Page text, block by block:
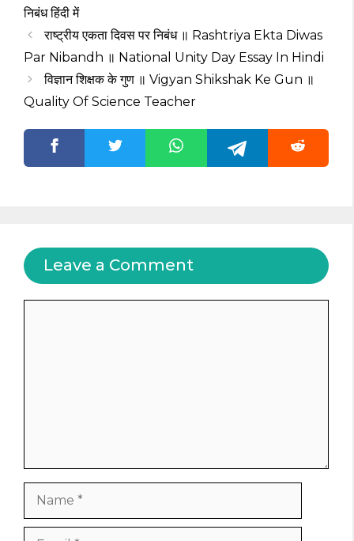
निबंध हिंदी में
राष्ट्रीय एकता दिवस पर निबंध ॥ Rashtriya Ekta Diwas
Par Nibandh ॥ National Unity Day Essay In Hindi
विज्ञान शिक्षक के गुण ॥ Vigyan Shikshak Ke Gun ॥
Quality Of Science Teacher
Leave a Comment